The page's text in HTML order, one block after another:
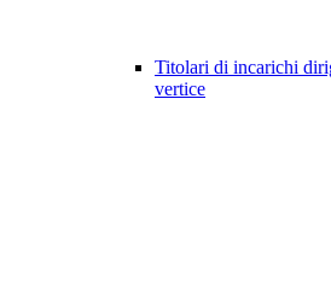
Titolari di incarichi
vertice